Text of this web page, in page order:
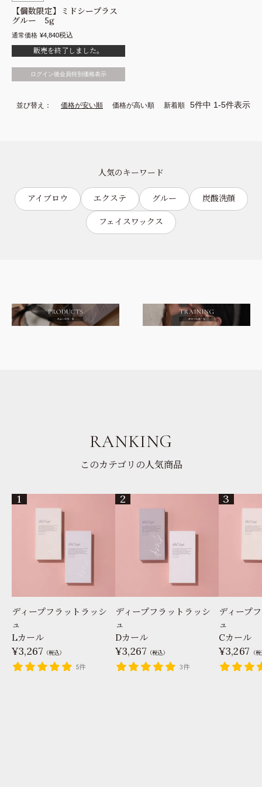
【個数限定】ミドシープラス
グルー 5g
通常価格 ¥4,840税込
販売を終了しました。
ログイン後会員特別価格表示
並び替え 価格が安い順 価格が高い順 新着順 5件中 1-5件表示
人気のキーワード
アイブロウ エクステ グルー 炭酸洗顔
フェイスワックス
RANKING
このカテゴリの人気商品
ディープフラットラッシ
ュ
Lカール
3,267 （税込）
5件
ディープフラットラッシ
ュ
Dカール
3,267 （税込）
3件
ディープ
ュ
Cカール
3,267 （